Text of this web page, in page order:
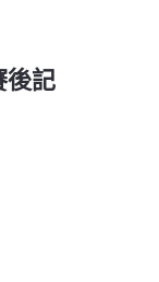
後記